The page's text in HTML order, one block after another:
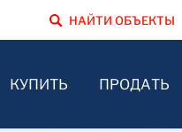
КУПИТЬ ПРОДАТЬ
НАЙТИ ОБЪЕКТЫ